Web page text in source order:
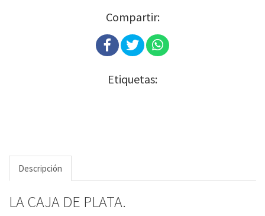
Compartir:
Etiquetas:
Descripción
LA CAJA DE PLATA.